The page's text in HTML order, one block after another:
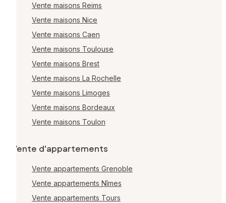
Vente maisons Reims
Vente maisons Nice
Vente maisons Caen
Vente maisons Toulouse
Vente maisons Brest
Vente maisons La Rochelle
Vente maisons Limoges
Vente maisons Bordeaux
Vente maisons Toulon
Vente d'appartements
Vente appartements Grenoble
Vente appartements Nîmes
Vente appartements Tours